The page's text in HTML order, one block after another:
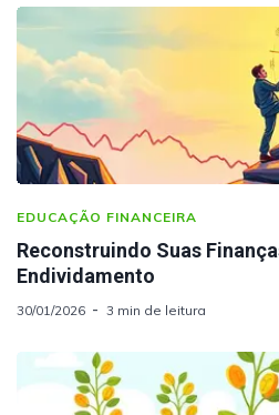
EDUCAÇÃO FINANCEIRA
Reconstruindo Suas
Endividamento
30/01/2026 3 min de leitura